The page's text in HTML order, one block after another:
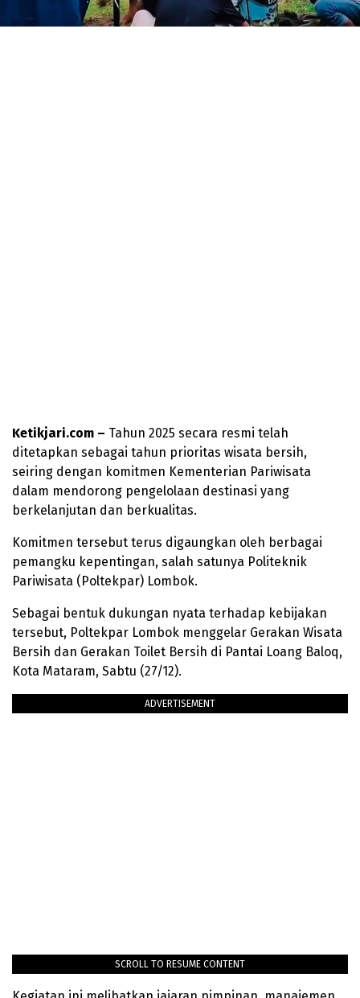
Ketikjari.com – Tahun 2025 secara resmi telah
ditetapkan sebagai tahun prioritas wisata bersih,
seiring dengan komitmen Kementerian Pariwisata
dalam mendorong pengelolaan destinasi yang
berkelanjutan dan berkualitas.
Komitmen tersebut terus digaungkan oleh berbagai
pemangku kepentingan, salah satunya Politeknik
Pariwisata (Poltekpar) Lombok.
Sebagai bentuk dukungan nyata terhadap kebijakan
tersebut, Poltekpar Lombok menggelar Gerakan Wisata
Bersih dan Gerakan Toilet Bersih di Pantai Loang Baloq,
Kota Mataram, Sabtu (27/12).
ADVERTISEMENT
SCROLL TO RESUME CONTENT